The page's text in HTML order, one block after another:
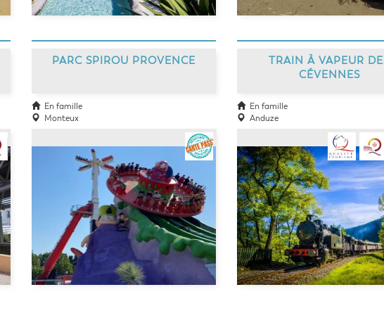
PARC SPIROU PROVENCE
En famille
Monteux
TRAIN À VAPEUR
CÉVENNES
En famille
Anduze